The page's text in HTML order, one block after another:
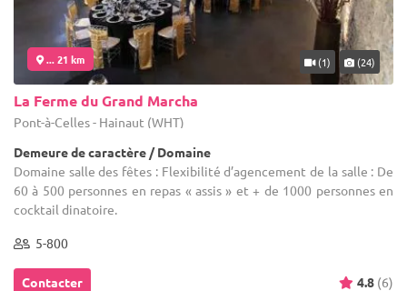
... 21 km (1) (24)
La Ferme du Grand Marcha
Pont-à-Celles - Hainaut (WHT)
Demeure de caractère / Domaine
Domaine salle des fêtes : Flexibilité d’agencement de la salle : De
60 à 500 personnes en repas « assis » et + de 1000 personnes en
cocktail dinatoire.
5-800
Contacter 4.8 (6)